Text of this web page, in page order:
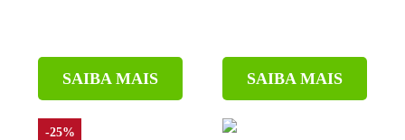
SAIBA MAIS SAIBA MAIS
-25%